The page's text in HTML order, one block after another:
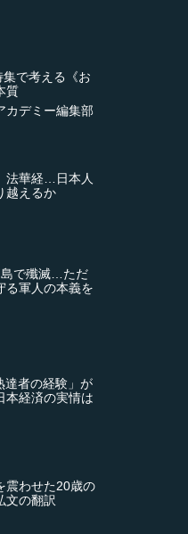
集で考える《お
質
カデミー編集部
法華経…日本人
越えるか
で殲滅…ただ
る軍人の本義を
達者の経験」が
本経済の実情は
震わせた20歳の
文の翻訳